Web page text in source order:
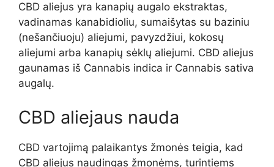
CBD aliejus yra kanapių augalo ekstraktas,
vadinamas kanabidioliu, sumaišytas su baziniu
(nešančiuoju) aliejumi, pavyzdžiui, kokosų
aliejumi arba kanapių sėklų aliejumi. CBD aliejus
gaunamas iš Cannabis indica ir Cannabis sativa
augalų.
CBD aliejaus nauda
CBD vartojimą palaikantys žmonės teigia, kad
CBD aliejus naudingas žmonėms, turintiems